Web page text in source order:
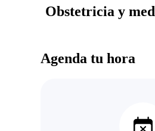
Obstetricia y
Agenda tu hora